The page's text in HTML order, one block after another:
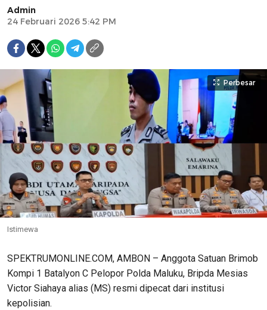
Admin
24 Februari 2026 5:42 PM
Perbesar
Istimewa
SPEKTRUMONLINE.COM, AMBON – Anggota Satuan Brimob
Kompi 1 Batalyon C Pelopor Polda Maluku, Bripda Mesias
Victor Siahaya alias (MS) resmi dipecat dari institusi
kepolisian.